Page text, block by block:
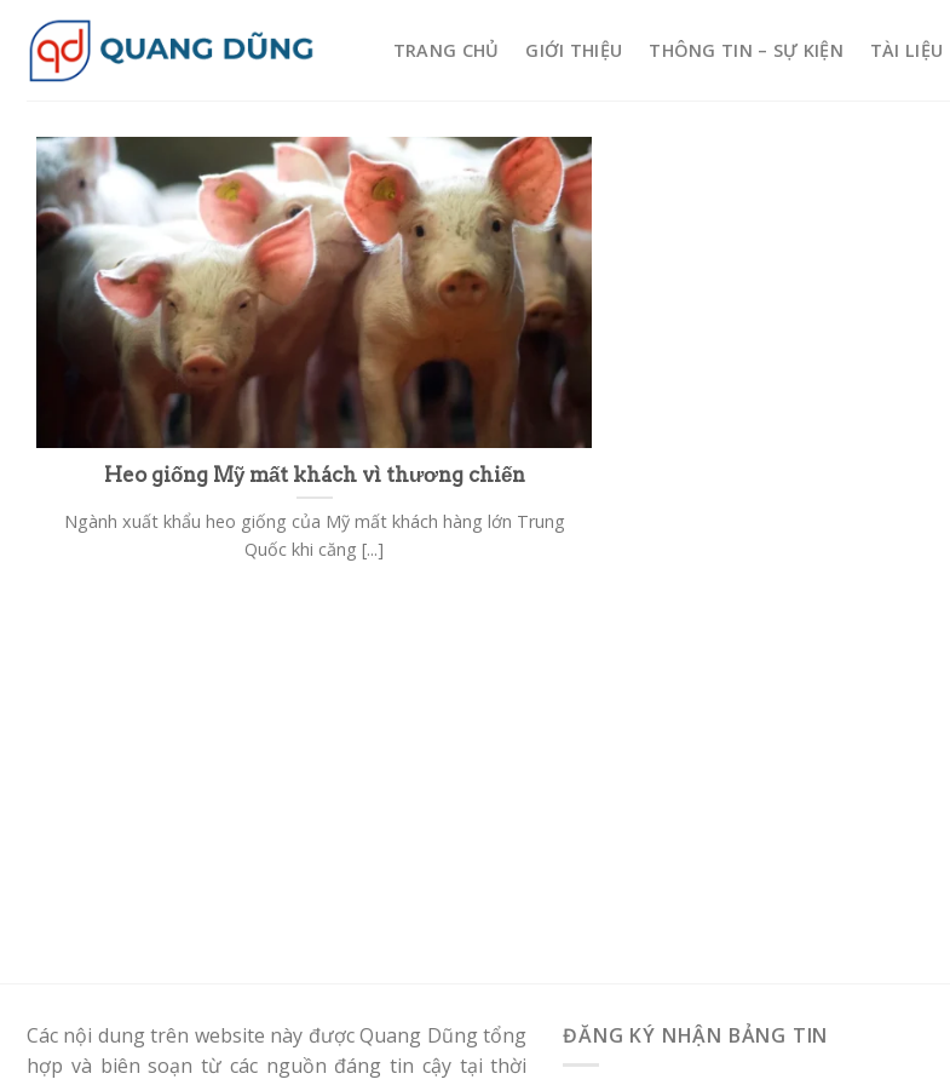
content
TRANG CHỦ GIỚI THIỆU THÔNG TIN – SỰ KIỆN TÀI LIỆU
Heo giống Mỹ mất khách vì thương chiến
Ngành xuất khẩu heo giống của Mỹ mất khách hàng lớn Trung
Quốc khi căng [...]
Các nội dung trên website này được Quang Dũng tổng
hợp và biên soạn từ các nguồn đáng tin cậy tại thời
ĐĂNG KÝ NHẬN BẢNG TIN